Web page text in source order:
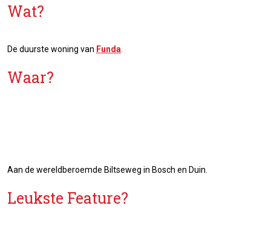
Wat?
De duurste woning van Funda
Waar?
Aan de wereldberoemde Biltseweg in Bosch en Duin.
Leukste Feature?